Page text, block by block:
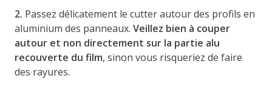
2. Passez délicatement le cutter autour des profils en
aluminium des panneaux. Veillez bien à couper
autour et non directement sur la partie alu
recouverte du film, sinon vous risqueriez de faire
des rayures.